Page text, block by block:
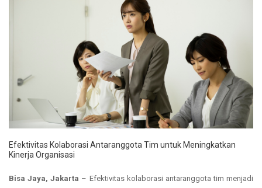
Efektivitas Kolaborasi Antaranggota Tim untuk Meningkatkan
Kinerja Organisasi
Bisa Jaya, Jakarta – Efektivitas kolaborasi antaranggota tim menjadi